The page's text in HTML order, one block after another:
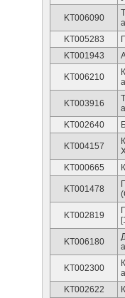
KT006090
KT005283
KT001943
KT006210
KT003916
KT002640
KT004157
KT000665
KT001478
KT002819
KT006180
KT002300
KT002622